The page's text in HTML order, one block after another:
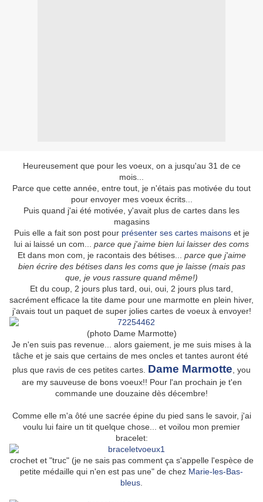
Heureusement que pour les voeux, on a jusqu'au 31 de ce
mois...
Parce que cette année, entre tout, je n'étais pas motivée du tout
pour envoyer mes voeux écrits...
Puis quand j'ai été motivée, y'avait plus de cartes dans les
magasins
Puis elle a fait son post pour présenter ses cartes maisons et je
lui ai laissé un com... parce que j'aime bien lui laisser des coms
Et dans mon com, je racontais des bétises... parce que j'aime
bien écrire des bétises dans les coms que je laisse (mais pas
que, je vous rassure quand même!)
Et du coup, 2 jours plus tard, oui, oui, 2 jours plus tard,
sacrément efficace la tite dame pour une marmotte en plein hiver,
j'avais tout un paquet de super jolies cartes de voeux à envoyer!
(photo Dame Marmotte)
Je n'en suis pas revenue... alors gaiement, je me suis mises à la
tâche et je sais que certains de mes oncles et tantes auront été
plus que ravis de ces petites cartes. Dame Marmotte , you
are my sauveuse de bons voeux!! Pour l'an prochain je t'en
commande une douzaine dès décembre!
Comme elle m'a ôté une sacrée épine du pied sans le savoir, j'ai
voulu lui faire un tit quelque chose... et voilou mon premier
bracelet:
crochet et "truc" (je ne sais pas comment ça s'appelle l'espèce de
petite médaille qui n'en est pas une" de chez Marie-les-Bas-
bleus